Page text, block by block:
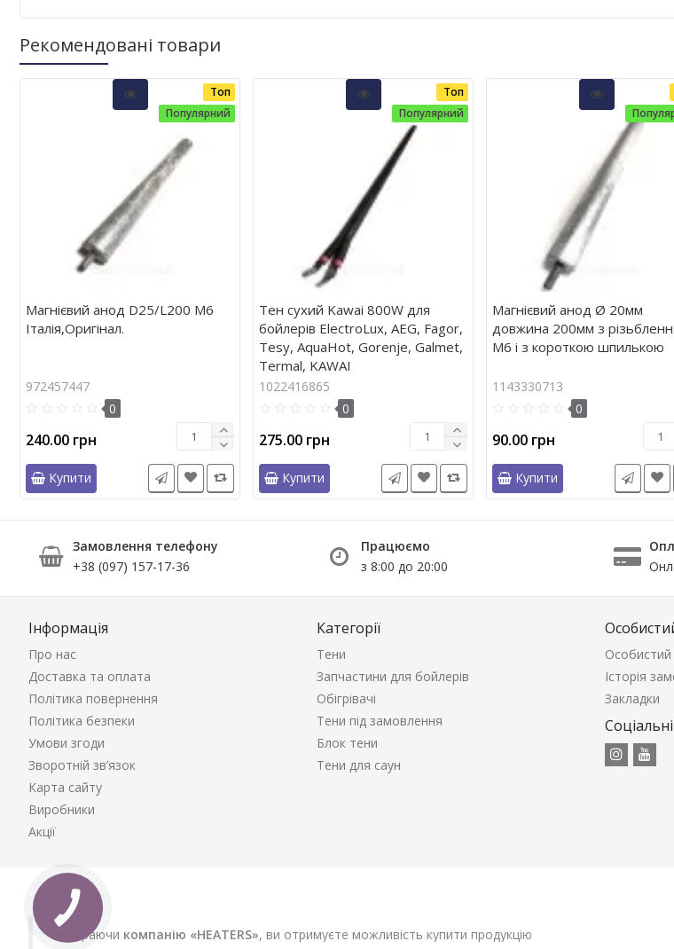
Рекомендовані товари
Топ
Популярний
Магнієвий анод D25/L200 М6
Італія,Оригінал.
972457447
0
240.00 грн
Купити
Топ
Популярний
Тен сухий Kawai 800W для
бойлерів ElectroLux, AEG, Fagor,
Tesy, AquaHot, Gorenje, Galmet,
Termal, KAWAI
1022416865
0
275.00 грн
Купити
Магнієвий анод ‎Ø‎ 20мм
довжина 200мм з
М6 і з короткою шпилькою
1143330713
0
90.00 грн
Купити
Замовлення телефону
+38 (097) 157-17-36
Працюємо
з 8:00 до 20:00
Інформація
Про нас
Доставка та оплата
Політика повернення
Політика безпеки
Умови згоди
Зворотній зв’язок
Карта сайту
Виробники
Акції
Категорії
Тени
Запчастини для бойлерів
Обігрівачі
Тени під замовлення
Блок тени
Тени для саун
Особистий
Історія
Закладки
Вибираючи компанію «HEATERS», ви отримуєте можливість купити продукцію